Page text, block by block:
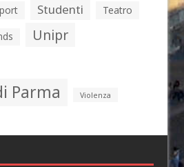
Studenti Teatro
Unipr
Parma Violenza